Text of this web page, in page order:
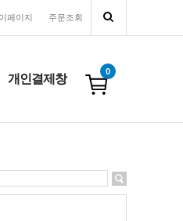
페이지 주문조회
개인결제창
0